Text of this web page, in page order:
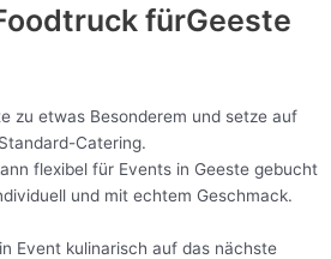
fürGeeste
zu etwas Besonderem und setze auf
Catering.
flexibel für Events in Geeste gebucht
und mit echtem Geschmack.
Event kulinarisch auf das nächste